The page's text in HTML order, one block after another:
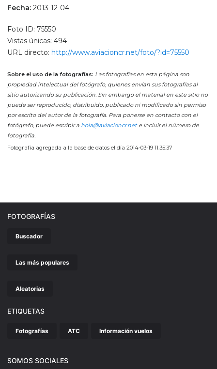
Fecha: 2013-12-04
Foto ID: 75550
Vistas únicas: 494
URL directo: http://www.aviacioncr.net/foto/?id=75550
Sobre el uso de la fotografías: Las fotografías en esta página son
propiedad intelectual del fotógrafo, quienes envían sus fotografías al
sitio autorizando su publicación. Sin embargo el material en este sitio no
puede ser reproducido, distribuido, publicado ni modificado sin permiso
por escrito del autor de la fotografía. Para ponerse en contacto con el
fotógrafo, puede escribir a hola@aviacioncr.nete incluir el número de
fotografía.
Fotografía agregada a la base de datos el día 2014-03-19 11:35:37
FOTOGRAFÍAS
Buscador
Las más populares
Aleatorias
ETIQUETAS
Fotografías ATC Información vuelos
SOMOS SOCIALES